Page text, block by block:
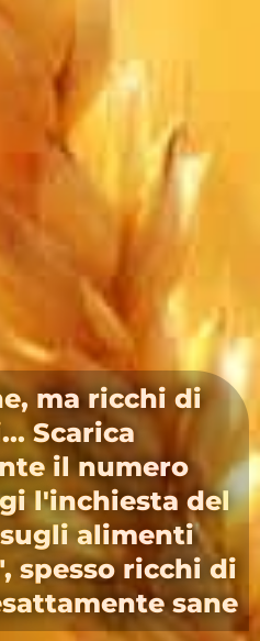
ma ricchi di
Scarica
il numero
l'inchiesta del
alimenti
spesso ricchi di
sane